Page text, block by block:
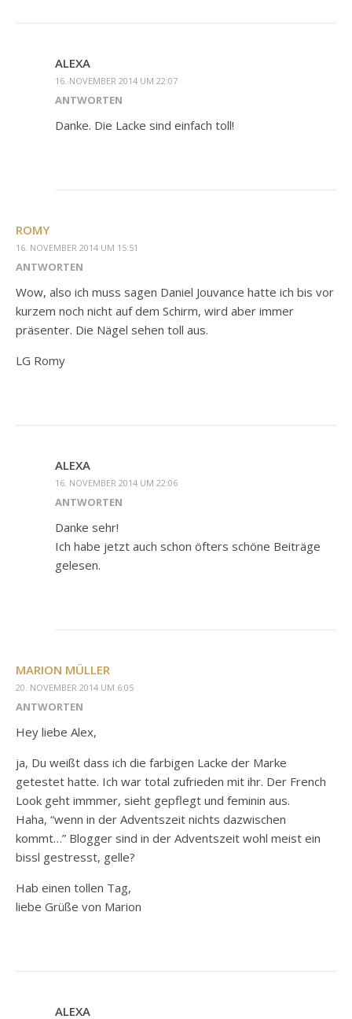
ALEXA
16. NOVEMBER 2014 UM 22:07
ANTWORTEN
Danke. Die Lacke sind einfach toll!
ROMY
16. NOVEMBER 2014 UM 15:51
ANTWORTEN
Wow, also ich muss sagen Daniel Jouvance hatte ich bis vor
kurzem noch nicht auf dem Schirm, wird aber immer
präsenter. Die Nägel sehen toll aus.
LG Romy
ALEXA
16. NOVEMBER 2014 UM 22:06
ANTWORTEN
Danke sehr!
Ich habe jetzt auch schon öfters schöne Beiträge
gelesen.
MARION MÜLLER
20. NOVEMBER 2014 UM 6:05
ANTWORTEN
Hey liebe Alex,
ja, Du weißt dass ich die farbigen Lacke der Marke
getestet hatte. Ich war total zufrieden mit ihr. Der French
Look geht immmer, sieht gepflegt und feminin aus.
Haha, “wenn in der Adventszeit nichts dazwischen
kommt…” Blogger sind in der Adventszeit wohl meist ein
bissl gestresst, gelle?
Hab einen tollen Tag,
liebe Grüße von Marion
ALEXA